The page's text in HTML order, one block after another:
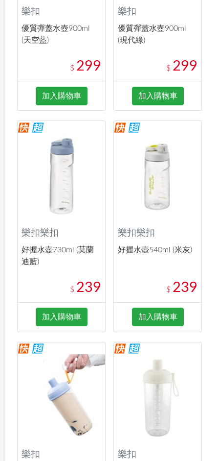
樂扣
優質彈蓋水壺900ml
(天空藍)
$ 299
加入購物車
樂扣
優質彈蓋水壺900ml
(現代綠)
$ 299
加入購物車
樂扣樂扣
好握水壺730ml (莫蘭
迪藍)
$ 239
加入購物車
樂扣樂扣
好握水壺540ml (米灰)
$ 239
加入購物車
樂扣 樂扣